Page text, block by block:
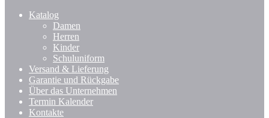
Katalog
Damen
Herren
Kinder
Schuluniform
Versand & Lieferung
Garantie und Rückgabe
Über das Unternehmen
Termin Kalender
Kontakte